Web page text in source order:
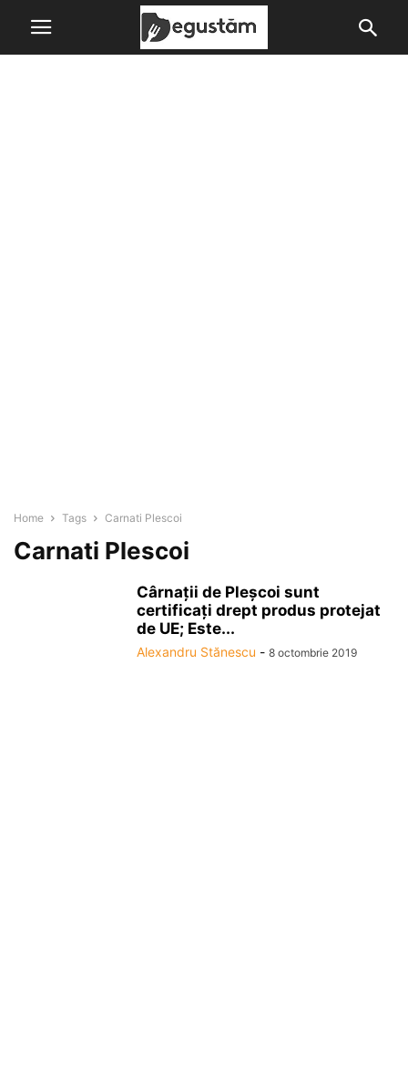
Home Tags Carnati Plescoi
Carnati Plescoi
Cârnaţii de Pleşcoi sunt
certificaţi drept produs protejat
de UE; Este...
Alexandru Stănescu - 8 octombrie 2019